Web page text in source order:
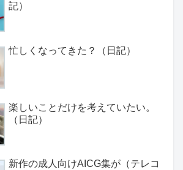
記）
忙しくなってきた？（日記）
楽しいことだけを考えていたい。
（日記）
新作の成人向けAICG集が（テレコ